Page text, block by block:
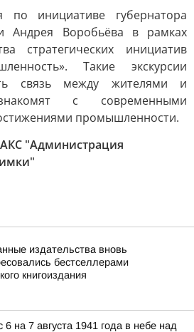
по инициативе губернатора
Андрея Воробьёва в рамках
стратегических инициатив
Такие экскурсии
связь между жителями и
с современными
промышленности.
"Администрация
издательства вновь
бестселлерами
книгоиздания
6 на 7 августа 1941 года в небе над